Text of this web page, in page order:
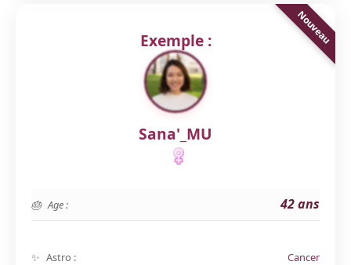
Exemple :
Sana'_MU
Age : 42 ans
Astro : Cancer